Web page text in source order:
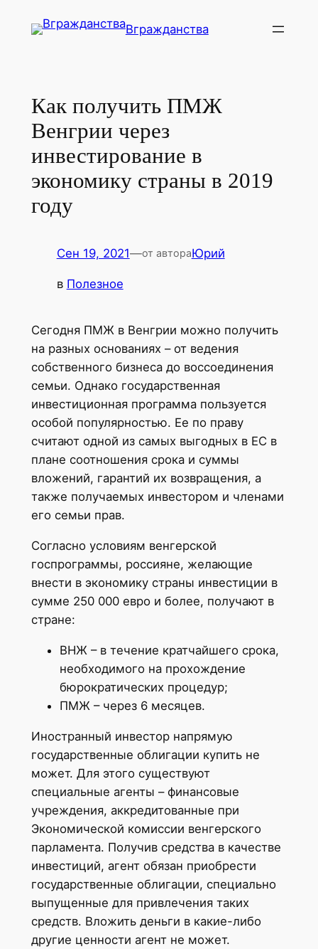
Вгражданства
Как получить ПМЖ
Венгрии через
инвестирование в
экономику страны в 2019
году
Сен 19, 2021—от автораЮрий
в Полезное
Сегодня ПМЖ в Венгрии можно получить
на разных основаниях – от ведения
собственного бизнеса до воссоединения
семьи. Однако государственная
инвестиционная программа пользуется
особой популярностью. Ее по праву
считают одной из самых выгодных в ЕС в
плане соотношения срока и суммы
вложений, гарантий их возвращения, а
также получаемых инвестором и членами
его семьи прав.
Согласно условиям венгерской
госпрограммы, россияне, желающие
внести в экономику страны инвестиции в
сумме 250 000 евро и более, получают в
стране:
ВНЖ – в течение кратчайшего срока,
необходимого на прохождение
бюрократических процедур;
ПМЖ – через 6 месяцев.
Иностранный инвестор напрямую
государственные облигации купить не
может. Для этого существуют
специальные агенты – финансовые
учреждения, аккредитованные при
Экономической комиссии венгерского
парламента. Получив средства в качестве
инвестиций, агент обязан приобрести
государственные облигации, специально
выпущенные для привлечения таких
средств. Вложить деньги в какие-либо
другие ценности агент не может.